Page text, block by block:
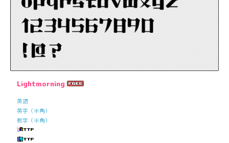
Lightmorning
英語
英字（半角）
数字（半角）